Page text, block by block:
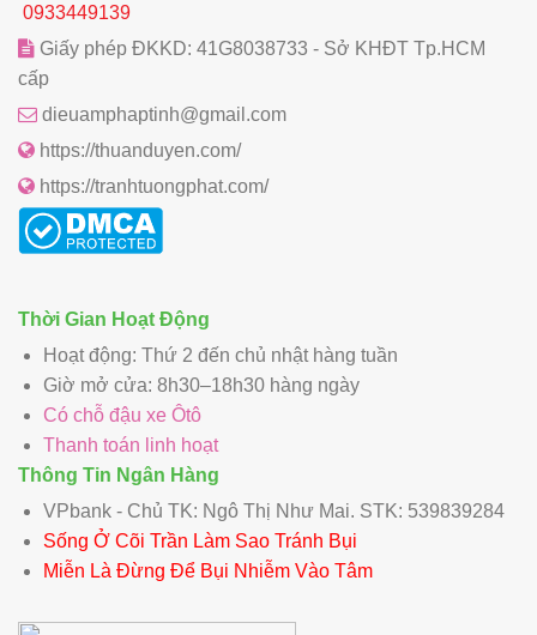
0933449139
Giấy phép ĐKKD: 41G8038733 - Sở KHĐT Tp.HCM
cấp
dieuamphaptinh@gmail.com
https://thuanduyen.com/
https://tranhtuongphat.com/
Thời Gian Hoạt Động
Hoạt động: Thứ 2 đến chủ nhật hàng tuần
Giờ mở cửa: 8h30–18h30 hàng ngày
Có chỗ đậu xe Ôtô
Thanh toán linh hoạt
Thông Tin Ngân Hàng
VPbank - Chủ TK: Ngô Thị Như Mai. STK: 539839284
Sống Ở Cõi Trần Làm Sao Tránh Bụi
Miễn Là Đừng Để Bụi Nhiễm Vào Tâm